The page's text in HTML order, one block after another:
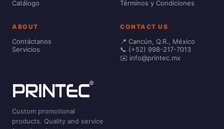
Catálogo
Términos y Condiciones
ABOUT
Contáctanos
Servicios
CONTACT US
📍 Cancún, Q.R., México
📞 (+52) 998-217-7013
✉️ info@printec.mx
Custom promotional
products. Quality and service